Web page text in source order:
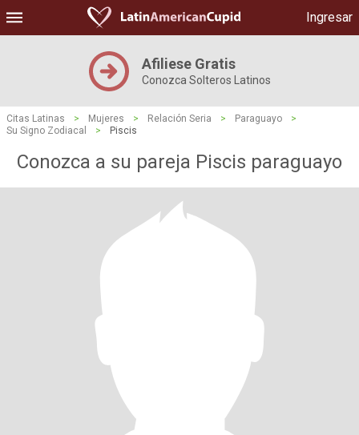
Ingresar
Afiliese Gratis
Conozca Solteros Latinos
Citas Latinas > Mujeres > Relación Seria > Paraguayo
>
Su Signo Zodiacal
> Piscis
Conozca a su pareja Piscis paraguayo